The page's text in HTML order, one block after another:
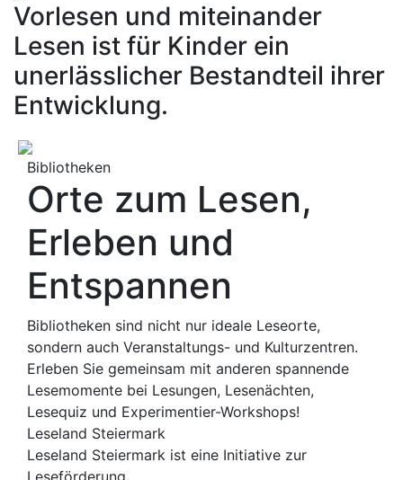
Vorlesen und miteinander
Lesen ist für Kinder ein
unerlässlicher Bestandteil ihrer
Entwicklung.
Bibliotheken
Orte zum Lesen,
Erleben und
Entspannen
Bibliotheken sind nicht nur ideale Leseorte,
sondern auch Veranstaltungs- und Kulturzentren.
Erleben Sie gemeinsam mit anderen spannende
Lesemomente bei Lesungen, Lesenächten,
Lesequiz und Experimentier-Workshops!
Leseland Steiermark
Leseland Steiermark ist eine Initiative zur